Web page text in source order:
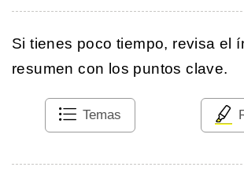
Si tienes poco tiempo, revisa el
resumen con los puntos clave.
Temas